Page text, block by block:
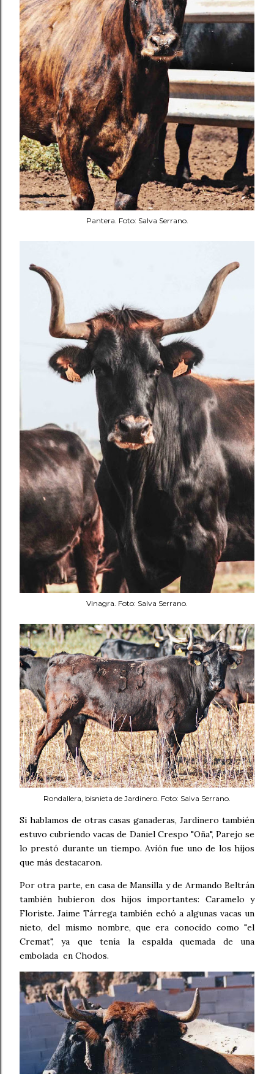
Pantera. Foto: Salva Serrano.
Vinagra. Foto: Salva Serrano.
Rondallera, bisnieta de Jardinero. Foto: Salva Serrano.
Si hablamos de otras casas ganaderas, Jardinero también
estuvo cubriendo vacas de Daniel Crespo "Oña", Parejo se
lo prestó durante un tiempo. Avión fue uno de los hijos
que más destacaron.
Por otra parte, en casa de Mansilla y de Armando Beltrán
también hubieron dos hijos importantes: Caramelo y
Floriste. Jaime Tárrega también echó a algunas vacas un
nieto, del mismo nombre, que era conocido como "el
Cremat", ya que tenía la espalda quemada de una
embolada en Chodos.